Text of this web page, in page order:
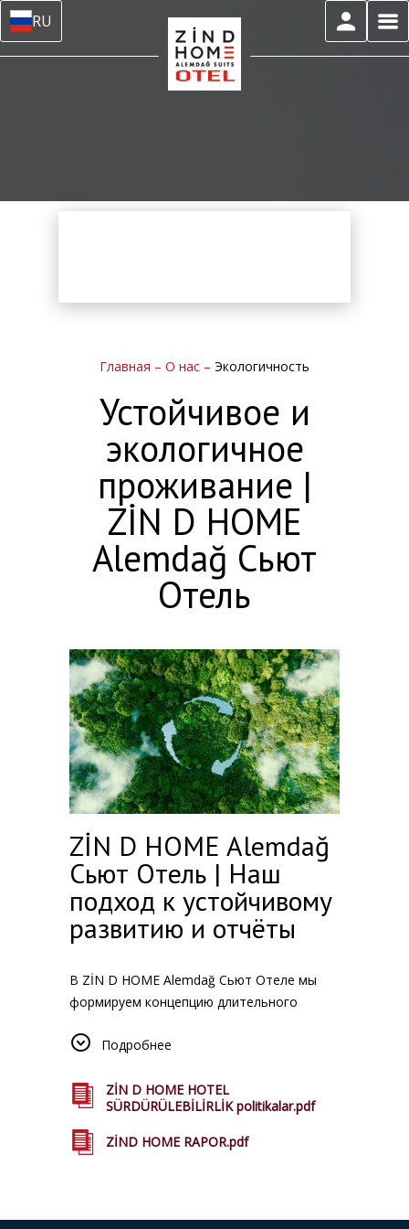
RU
Главная – О нас – Экологичность
Устойчивое и
экологичное
проживание |
ZİN D HOME
Alemdağ Сьют
Отель
ZİN D HOME Alemdağ
Сьют Отель | Наш
подход к устойчивому
развитию и отчёты
В ZİN D HOME Alemdağ Сьют Отеле мы
формируем концепцию длительного
отношения к окружающей среде и
Стамбуле мы стремимся эффективно
использовать природные ресурсы,
гармонично интегрироваться в местную
среду и предлагать гостям устойчивый
отчётами на этой странице.
Подробнее
ZİN D HOME HOTEL
SÜRDÜRÜLEBİLİRLİK politikalar.pdf
ZİND HOME RAPOR.pdf